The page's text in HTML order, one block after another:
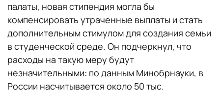
палаты, новая стипендия могла бы
компенсировать утраченные выплаты и стать
дополнительным стимулом для создания семьи
в студенческой среде. Он подчеркнул, что
расходы на такую меру будут
незначительными: по данным Минобрнауки, в
России насчитывается около 50 тыс.